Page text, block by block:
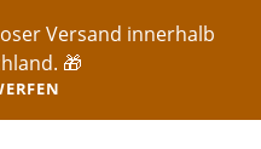
Versand innerhalb
🎁